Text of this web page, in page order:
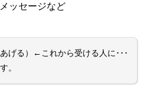
ッセージなど
げる）←これから受ける人に･･･
。